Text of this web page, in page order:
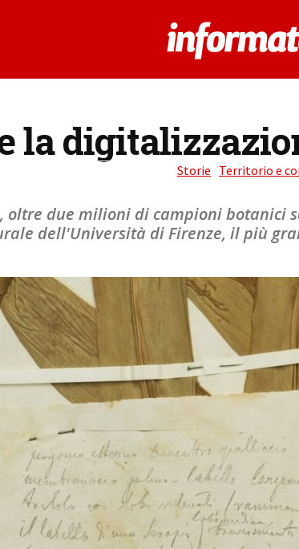
la
Storie Territorio e
oltre due milioni di campioni botanici
dell'Università di Firenze, il più